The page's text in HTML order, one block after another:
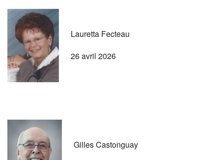
Lauretta Fecteau
26 avril 2026
Gilles Castonguay